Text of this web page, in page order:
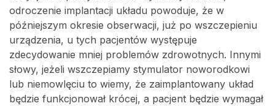
odroczenie implantacji układu powoduje, że w
późniejszym okresie obserwacji, już po wszczepieniu
urządzenia, u tych pacjentów występuje
zdecydowanie mniej problemów zdrowotnych. Innymi
słowy, jeżeli wszczepiamy stymulator noworodkowi
lub niemowlęciu to wiemy, że zaimplantowany układ
będzie funkcjonował krócej, a pacjent będzie wymagał